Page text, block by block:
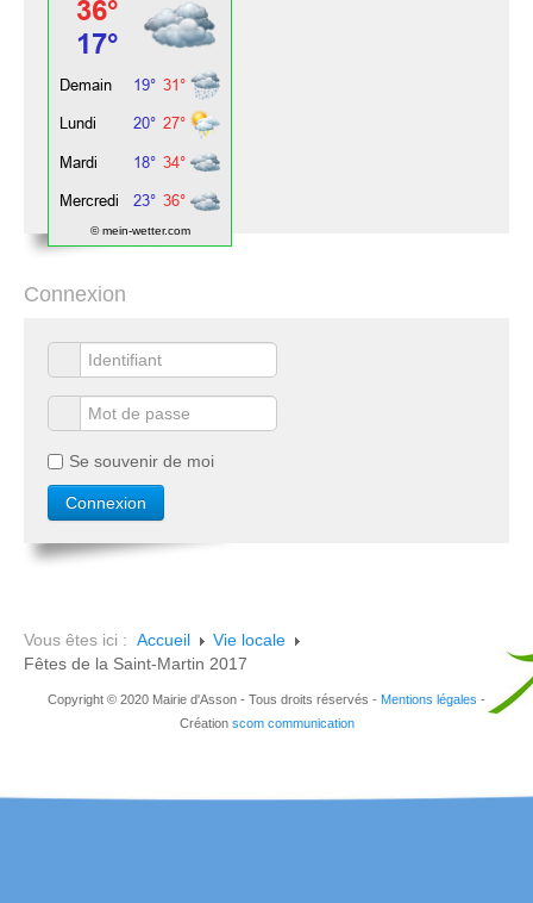
© mein-wetter.com
Connexion
Se souvenir de moi
Vous êtes ici : Accueil
Vie locale
Fêtes de la Saint-Martin 2017
Copyright © 2020 Mairie d'Asson - Tous droits réservés - Mentions légales -
Création scom communication